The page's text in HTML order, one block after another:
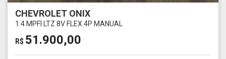
CHEVROLET ONIX
1.4 MPFI LTZ 8V FLEX 4P MANUAL
R$ 51.900,00